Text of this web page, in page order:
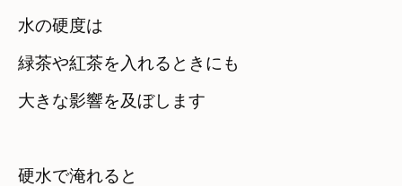
水の硬度は
緑茶や紅茶を入れるときにも
大きな影響を及ぼします
硬水で淹れると